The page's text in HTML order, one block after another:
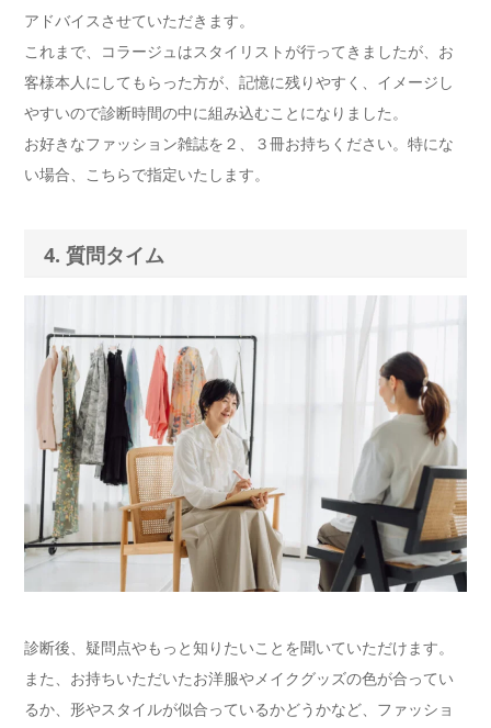
アドバイスさせていただきます。
これまで、コラージュはスタイリストが行ってきましたが、お
客様本人にしてもらった方が、記憶に残りやすく、イメージし
やすいので診断時間の中に組み込むことになりました。
お好きなファッション雑誌を２、３冊お持ちください。特にな
い場合、こちらで指定いたします。
4. 質問タイム
診断後、疑問点やもっと知りたいことを聞いていただけます。
また、お持ちいただいたお洋服やメイクグッズの色が合ってい
るか、形やスタイルが似合っているかどうかなど、ファッショ